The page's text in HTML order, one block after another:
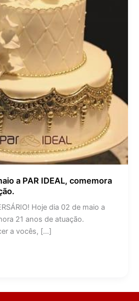
a PAR IDEAL, comemora
Hoje dia 02 de maio a
21 anos de atuação.
a vocês, […]